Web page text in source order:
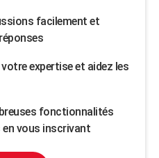
facilement et
expertise et aidez les
fonctionnalités
vous inscrivant